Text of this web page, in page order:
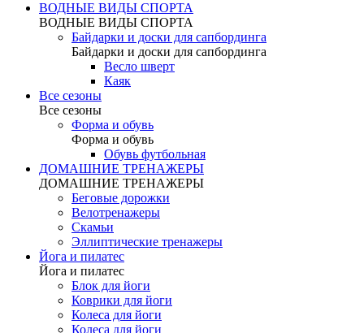
ВОДНЫЕ ВИДЫ СПОРТА
ВОДНЫЕ ВИДЫ СПОРТА
Байдарки и доски для сапбординга
Байдарки и доски для сапбординга
Весло шверт
Каяк
Все сезоны
Все сезоны
Форма и обувь
Форма и обувь
Обувь футбольная
ДОМАШНИЕ ТРЕНАЖЕРЫ
ДОМАШНИЕ ТРЕНАЖЕРЫ
Беговые дорожки
Велотренажеры
Скамьи
Эллиптические тренажеры
Йога и пилатес
Йога и пилатес
Блок для йоги
Коврики для йоги
Колеса для йоги
Колеса для йоги